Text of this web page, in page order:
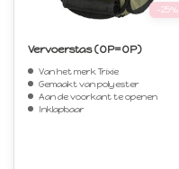
-25%
Vervoerstas (OP=OP)
Van het merk Trixie
Gemaakt van polyester
Aan de voorkant te openen
Inklapbaar